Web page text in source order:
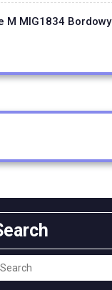
M MIG1834 Bordowy